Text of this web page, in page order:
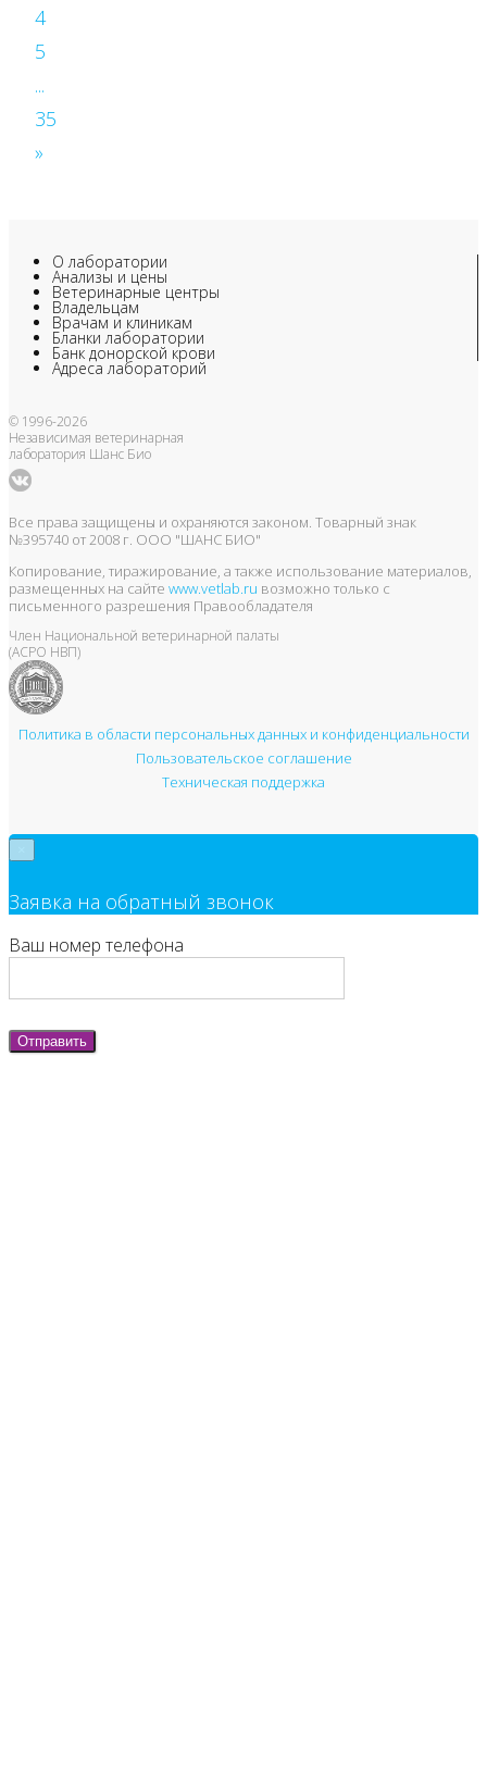
4
5
...
35
»
О лаборатории
Анализы и цены
Ветеринарные центры
Владельцам
Врачам и клиникам
Бланки лаборатории
Банк донорской крови
Адреса лабораторий
© 1996-2026
Независимая ветеринарная
лаборатория Шанс Био
Все права защищены и охраняются законом. Товарный знак
№395740 от 2008 г. ООО "ШАНС БИО"
Копирование, тиражирование, а также использование материалов,
размещенных на сайте www.vetlab.ru возможно только с
письменного разрешения Правообладателя
Член Национальной ветеринарной палаты
(АСРО НВП)
Политика в области персональных данных и конфиденциальности
Пользовательское соглашение
Техническая поддержка
Заявка на обратный звонок
Ваш номер телефона
Отправить